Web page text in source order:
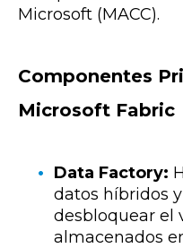
Microsoft (MACC).
Componentes
Microsoft Fabric
Data Factory:
datos híbridos
desbloquear el
almacenados